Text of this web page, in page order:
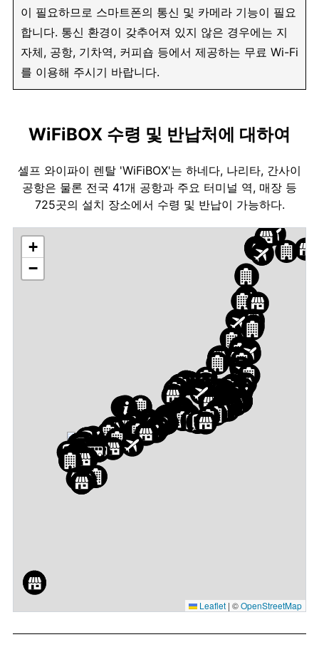
이 필요하므로 스마트폰의 통신 및 카메라 기능이 필요
합니다. 통신 환경이 갖추어져 있지 않은 경우에는 지
자체, 공항, 기차역, 커피숍 등에서 제공하는 무료 Wi-Fi
를 이용해 주시기 바랍니다.
WiFiBOX 수령 및 반납처에 대하여
셀프 와이파이 렌탈 'WiFiBOX'는 하네다, 나리타, 간사이
공항은 물론 전국 41개 공항과 주요 터미널 역, 매장 등
725곳의 설치 장소에서 수령 및 반납이 가능하다.
+
−
Leaflet | ©OpenStreetMap